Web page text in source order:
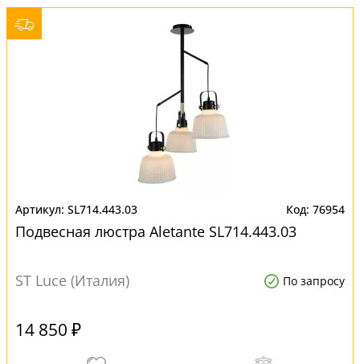
SL714.443.03 76954
Подвесная люстра Aletante SL714.443.03
ST Luce (Италия) По запросу
14 850 ₽